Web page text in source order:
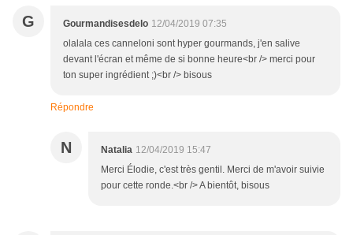
G Gourmandisesdelo 12/04/2019 07:35
olalala ces canneloni sont hyper gourmands, j'en salive
devant l'écran et même de si bonne heure<br /> merci pour
ton super ingrédient ;)<br /> bisous
Répondre
N Natalia 12/04/2019 15:47
Merci Élodie, c'est très gentil. Merci de m'avoir suivie
pour cette ronde.<br /> A bientôt, bisous